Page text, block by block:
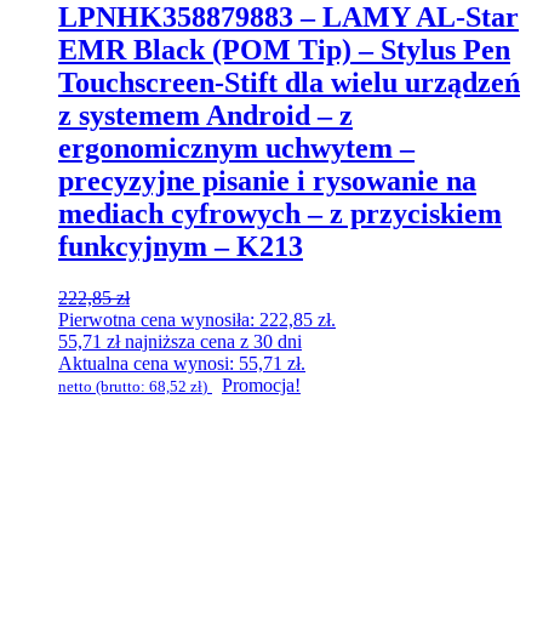
LPNHK358879883 – LAMY AL-Star
EMR Black (POM Tip) – Stylus Pen
Touchscreen-Stift dla wielu urządzeń
z systemem Android – z
ergonomicznym uchwytem –
precyzyjne pisanie i rysowanie na
mediach cyfrowych – z przyciskiem
funkcyjnym – K213
222,85zł
Pierwotna cena wynosiła: 222,85 zł.
55,71 złnajniższa cena z 30 dni
Aktualna cena wynosi: 55,71 zł.
netto (brutto: 68,52 zł) Promocja!